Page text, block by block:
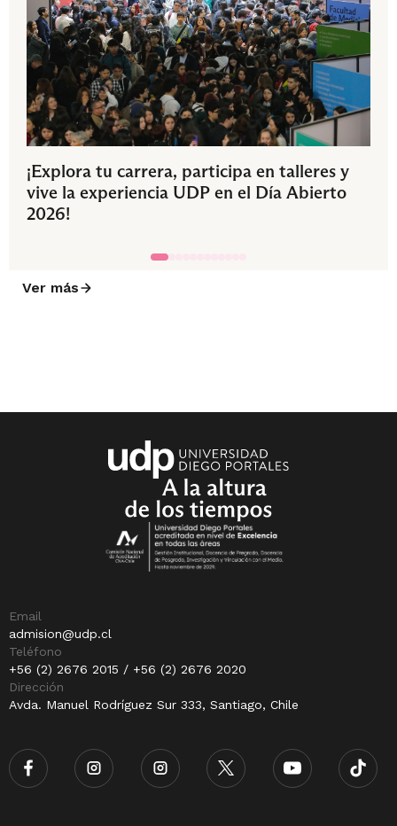
¡Explora tu carrera, participa en talleres y
vive la experiencia UDP en el Día Abierto
2026!
Ver más
Email
admision@udp.cl
Teléfono
+56 (2) 2676 2015 / +56 (2) 2676 2020
Dirección
Avda. Manuel Rodríguez Sur 333, Santiago, Chile